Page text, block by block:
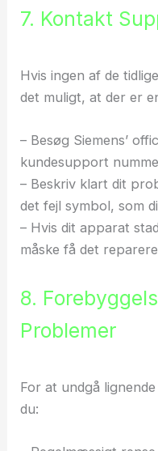
7. Kontakt
Hvis ingen af de
det muligt, at der er
– Besøg Siemens’
kundesupport
– Beskriv klart dit
det fejl symbol, som
– Hvis dit apparat
måske få det
8.
Problemer
For at undgå
du: